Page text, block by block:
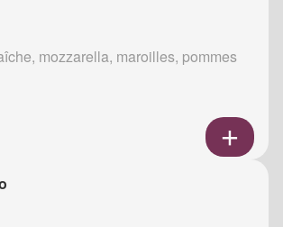
mozzarella, maroilles, pommes